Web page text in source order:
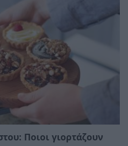
Ποιοι γιορτάζουν